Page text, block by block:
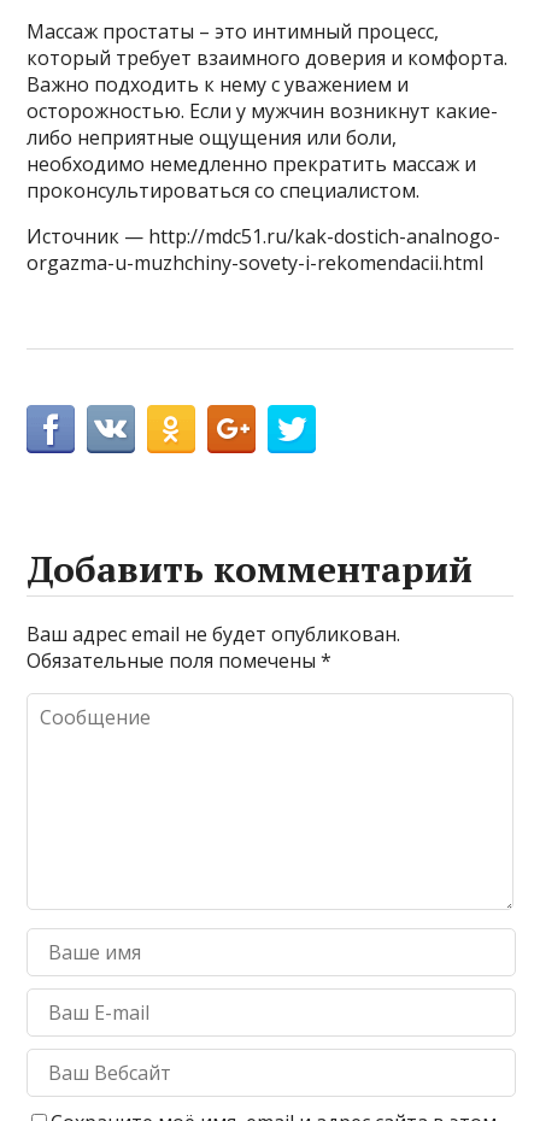
Массаж простаты – это интимный процесс,
который требует взаимного доверия и комфорта.
Важно подходить к нему с уважением и
осторожностью. Если у мужчин возникнут какие-
либо неприятные ощущения или боли,
необходимо немедленно прекратить массаж и
проконсультироваться со специалистом.
Источник — http://mdc51.ru/kak-dostich-analnogo-
orgazma-u-muzhchiny-sovety-i-rekomendacii.html
Добавить комментарий
Ваш адрес email не будет опубликован.
Обязательные поля помечены*